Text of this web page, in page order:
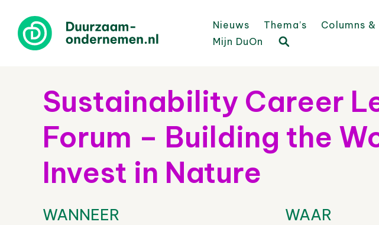
Nieuws Thema’s Columns
Mijn DuOn
Sustainability Career
Forum – Building the
Invest in Nature
WANNEER WAAR